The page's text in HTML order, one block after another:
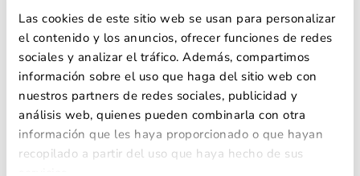
Las cookies de este sitio web se usan para personalizar
el contenido y los anuncios, ofrecer funciones de redes
sociales y analizar el tráfico. Además, compartimos
información sobre el uso que haga del sitio web con
nuestros partners de redes sociales, publicidad y
análisis web, quienes pueden combinarla con otra
información que les haya proporcionado o que hayan
recopilado a partir del uso que haya hecho de sus
11 enero, 2026||Educación Financiera|| 4 min
Qué es la liquidez financiera y cómo
calcularla